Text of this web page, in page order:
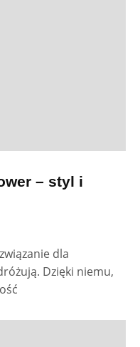
– styl i
dla
Dzięki niemu,